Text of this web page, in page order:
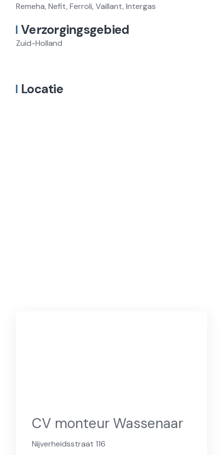
Remeha, Nefit, Ferroli, Vaillant, Intergas
Verzorgingsgebied
Zuid-Holland
Locatie
CV monteur Wassenaar
Nijverheidsstraat 116